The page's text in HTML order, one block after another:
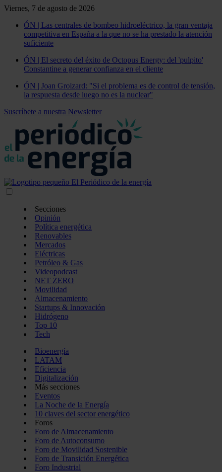
Viernes, 7 de agosto de 2026
ÓN | Las centrales de bombeo hidroeléctrico, la gran ventaja
competitiva en España a la que no se ha prestado la atención
suficiente
ÓN | El secreto del éxito de Octopus Energy: del 'pulpito'
Constantine a generar confianza en el cliente
ÓN | Joan Groizard: "Si el problema es de control de tensión,
la respuesta desde luego no es la nuclear"
Suscríbete a nuestra Newsletter
Secciones
Opinión
Política energética
Renovables
Mercados
Eléctricas
Petróleo & Gas
Videopodcast
NET ZERO
Movilidad
Almacenamiento
Startups & Innovación
Hidrógeno
Top 10
Tech
Bioenergía
LATAM
Eficiencia
Digitalización
Más secciones
Eventos
La Noche de la Energía
10 claves del sector energético
Foros
Foro de Almacenamiento
Foro de Autoconsumo
Foro de Movilidad Sostenible
Foro de Transición Energética
Foro Industrial